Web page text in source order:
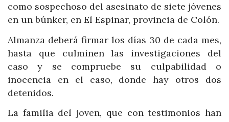
como sospechoso del asesinato de siete jóvenes
en un búnker, en El Espinar, provincia de Colón.
Almanza deberá firmar los días 30 de cada mes,
hasta que culminen las investigaciones del
caso y se compruebe su culpabilidad o
inocencia en el caso, donde hay otros dos
detenidos.
La familia del joven, que con testimonios han